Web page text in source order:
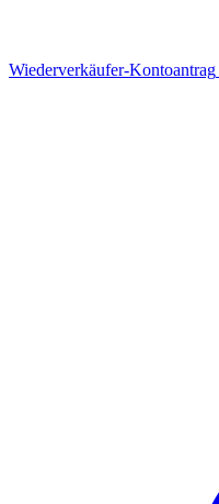
Wiederverkäufer-Kontoantrag